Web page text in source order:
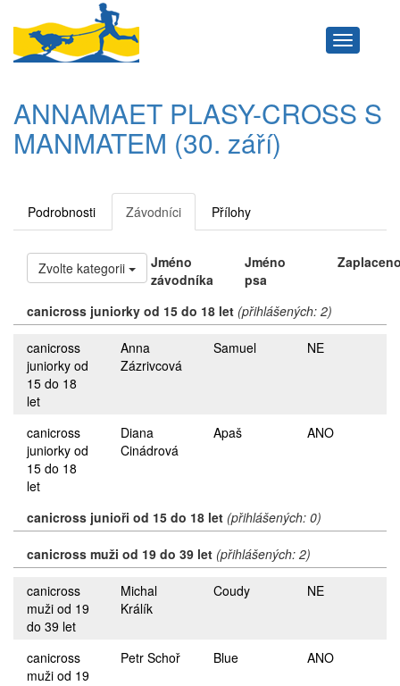
Navigace
ANNAMAET PLASY-CROSS S
MANMATEM (30. září)
Podrobnosti Závodníci Přílohy
Zvolte kategorii
Jméno
závodníka
Jméno
psa
canicross juniorky od 15 do 18 let (přihlášených: 2)
canicross
juniorky od
15 do 18
let
Anna
Zázrivcová
Samuel NE
canicross
juniorky od
15 do 18
let
Diana
Cinádrová
Apaš ANO
canicross junioři od 15 do 18 let (přihlášených: 0)
canicross muži od 19 do 39 let (přihlášených: 2)
canicross
muži od 19
do 39 let
Michal
Králík
Coudy NE
canicross
muži od 19
Petr Schoř Blue ANO